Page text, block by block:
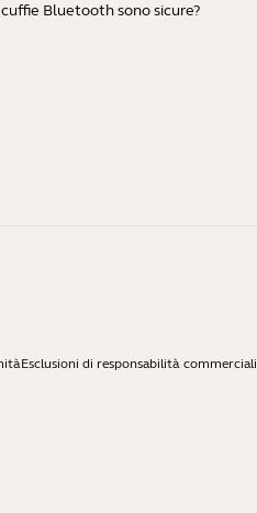
cuffie Bluetooth sono sicure?
Esclusioni di responsabilità commerciali